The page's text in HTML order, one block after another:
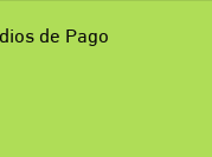
de Pago